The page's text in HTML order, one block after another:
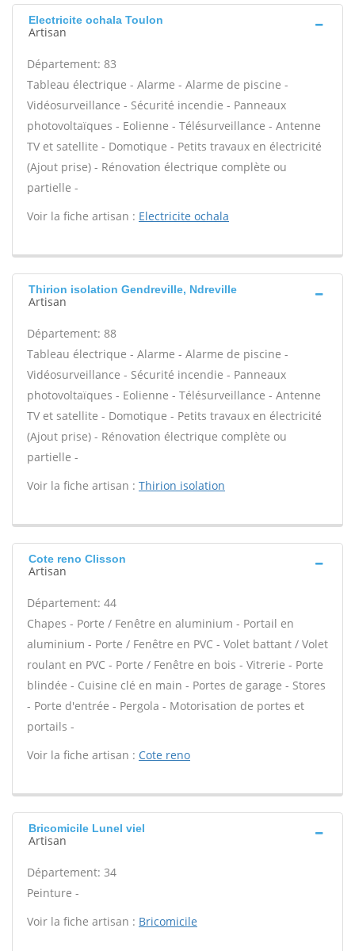
Electricite ochala Toulon
Artisan
Département: 83
Tableau électrique - Alarme - Alarme de piscine -
Vidéosurveillance - Sécurité incendie - Panneaux
photovoltaïques - Eolienne - Télésurveillance - Antenne
TV et satellite - Domotique - Petits travaux en électricité
(Ajout prise) - Rénovation électrique complète ou
partielle -
Voir la fiche artisan : Electricite ochala
Thirion isolation Gendreville, Ndreville
Artisan
Département: 88
Tableau électrique - Alarme - Alarme de piscine -
Vidéosurveillance - Sécurité incendie - Panneaux
photovoltaïques - Eolienne - Télésurveillance - Antenne
TV et satellite - Domotique - Petits travaux en électricité
(Ajout prise) - Rénovation électrique complète ou
partielle -
Voir la fiche artisan : Thirion isolation
Cote reno Clisson
Artisan
Département: 44
Chapes - Porte / Fenêtre en aluminium - Portail en
aluminium - Porte / Fenêtre en PVC - Volet battant / Volet
roulant en PVC - Porte / Fenêtre en bois - Vitrerie - Porte
blindée - Cuisine clé en main - Portes de garage - Stores
- Porte d'entrée - Pergola - Motorisation de portes et
portails -
Voir la fiche artisan : Cote reno
Bricomicile Lunel viel
Artisan
Département: 34
Peinture -
Voir la fiche artisan : Bricomicile